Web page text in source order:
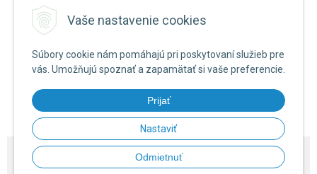
Vaše nastavenie cookies
Súbory cookie nám pomáhajú pri poskytovaní služieb pre
vás. Umožňujú spoznať a zapamätať si vaše preferencie.
Prijať
Nastaviť
Odmietnuť
Reklamačné podmienky
NA STIAHNUTIE
Formulár na odstúpenie od zmluvy
Poučenie o uplatnení práva na odstúpenie od zmluvy
© 2026 ORGANIXgarden • NextShop&e-shop Pohoda Connector NextCom